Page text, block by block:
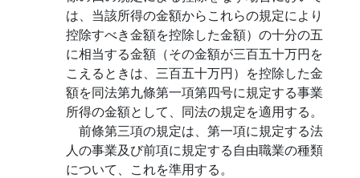
は、当該所得の金額からこれらの規定により
控除すべき金額を控除した金額）の十分の五
に相当する金額（その金額が三百五十万円を
こえるときは、三百五十万円）を控除した金
額を同法第九條第一項第四号に規定する事業
所得の金額として、同法の規定を適用する。
前條第三項の規定は、第一項に規定する法
人の事業及び前項に規定する自由職業の種類
について、これを準用する。